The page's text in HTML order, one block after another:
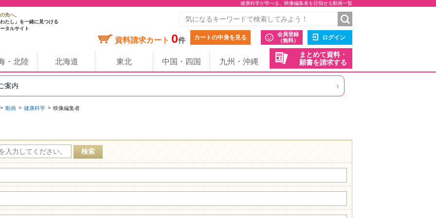
健康科学が学べる、映像編集者を目指せる動画一覧
先へ。
たし」を一緒に見つける
タルサイト
資料請求カート 0件 カートの中身を見る
会員登録
（無料）
ログイン
まとめて資料・
願書を請求する
・北陸 北海道 東北 中国・四国 九州・沖縄
案内 ›
動画 健康科学 映像編集者